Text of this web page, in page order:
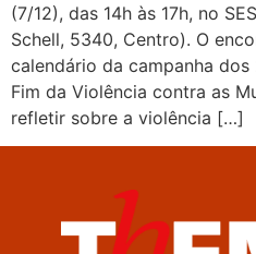
(7/12), das 14h às 17h, no
Schell, 5340, Centro). O
calendário da campanha
Fim da Violência contra as
refletir sobre a violência […]